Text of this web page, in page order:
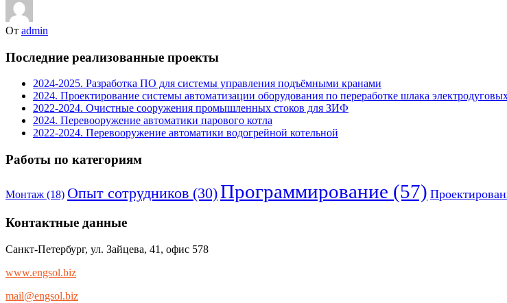
От admin
Последние реализованные проекты
2024-2025. Разработка ПО для системы управления подъёмными кранами
2024. Проектирование системы автоматизации оборудования по переработке шлака
2022-2024. Очистные сооружения промышленных стоков для ЗИФ
2024. Перевооружение автоматики парового котла
2022-2024. Перевооружение автоматики водогрейной котельной
Работы по категориям
Монтаж (18) Опыт сотрудников (30)Программирование (57)
Контактные данные
Санкт-Петербург, ул. Зайцева, 41, офис 578
www.engsol.biz
mail@engsol.biz